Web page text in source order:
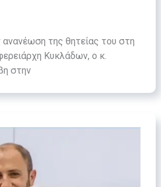
της θητείας του στη
Κυκλάδων, ο κ.
στην